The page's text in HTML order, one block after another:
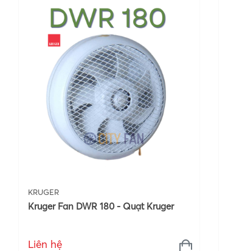
KRUGER
Kruger Fan DWR 180 - Quạt Kruger
Liên hệ